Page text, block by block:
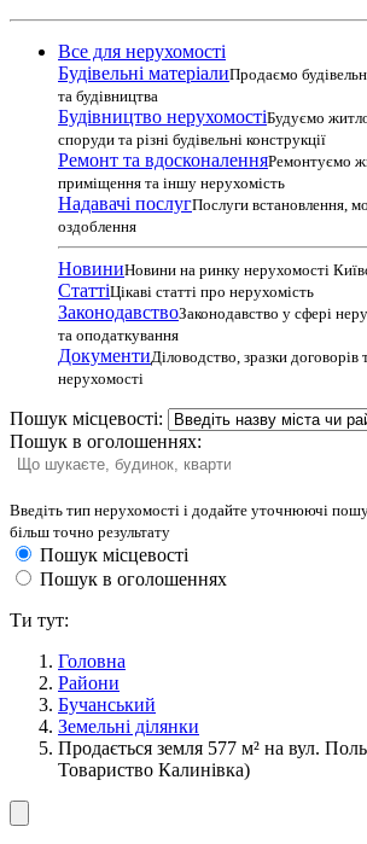
Все для нерухомості
Будівельні матеріалиПродаємо
та будівництва
Будівництво нерухомостіБудуємо
споруди та різні будівельні конструкції
Ремонт та вдосконаленняРемонтуємо
приміщення та іншу нерухомість
Надавачі послугПослуги встановлення,
оздоблення
НовиниНовини на ринку нерухомості
СтаттіЦікаві статті про нерухомість
ЗаконодавствоЗаконодавство у сфері
та оподаткування
ДокументиДіловодство, зразки договорів
нерухомості
Пошук місцевості:
Пошук в оголошеннях:
Введіть тип нерухомості і додайте уточнюючі
більш точно результату
Пошук місцевості
Пошук в оголошеннях
Ти тут:
Головна
Райони
Бучанський
Земельні ділянки
Продається земля 577 м² на вул.
Товариство Калинівка)